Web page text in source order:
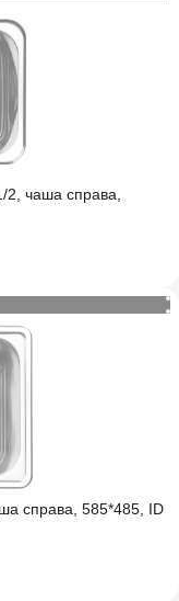
чаша справа,
справа, 585*485, ID